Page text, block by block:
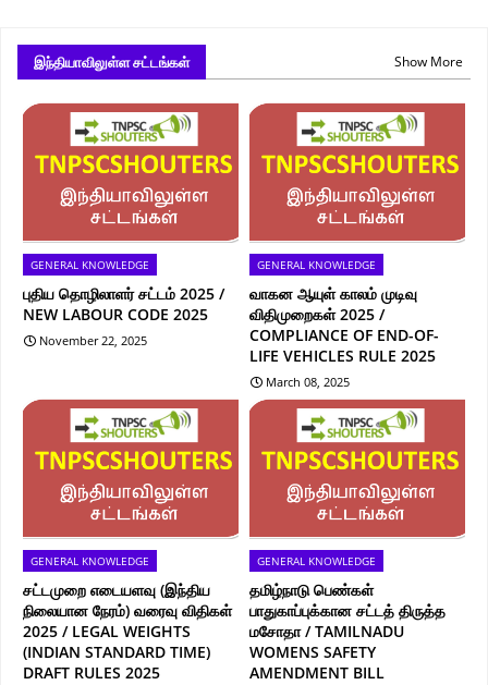
இந்தியாவிலுள்ள சட்டங்கள் Show More
GENERAL KNOWLEDGE
புதிய தொழிலாளர் சட்டம் 2025 /
NEW LABOUR CODE 2025
November 22, 2025
GENERAL KNOWLEDGE
வாகன ஆயுள் காலம் முடிவு
விதிமுறைகள் 2025 /
COMPLIANCE OF END-OF-
LIFE VEHICLES RULE 2025
March 08, 2025
GENERAL KNOWLEDGE
சட்டமுறை எடையளவு (இந்திய
நிலையான நேரம்) வரைவு விதிகள்
2025 / LEGAL WEIGHTS
(INDIAN STANDARD TIME)
DRAFT RULES 2025
GENERAL KNOWLEDGE
தமிழ்நாடு பெண்கள்
பாதுகாப்புக்கான சட்டத் திருத்த
மசோதா / TAMILNADU
WOMENS SAFETY
AMENDMENT BILL